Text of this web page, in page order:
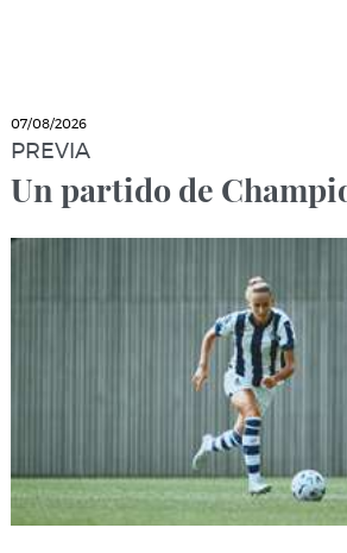
07/08/2026
PREVIA
Un partido de